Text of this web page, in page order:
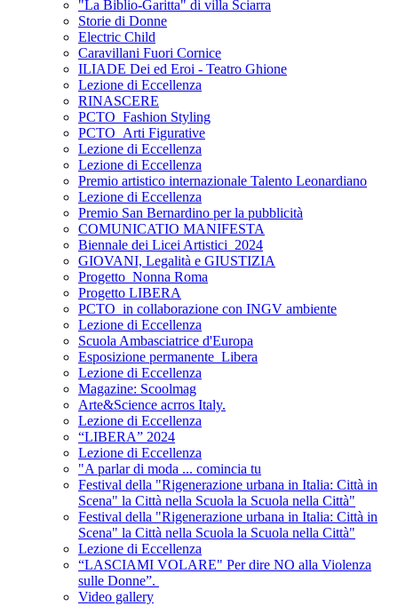
"La Biblio-Garitta" di villa Sciarra
Storie di Donne
Electric Child
Caravillani Fuori Cornice
ILIADE Dei ed Eroi - Teatro Ghione
Lezione di Eccellenza
RINASCERE
PCTO_Fashion Styling
PCTO_Arti Figurative
Lezione di Eccellenza
Lezione di Eccellenza
Premio artistico internazionale Talento Leonardiano
Lezione di Eccellenza
Premio San Bernardino per la pubblicità
COMUNICATIO MANIFESTA
Biennale dei Licei Artistici_2024
GIOVANI, Legalità e GIUSTIZIA
Progetto_Nonna Roma
Progetto LIBERA
PCTO_in collaborazione con INGV ambiente
Lezione di Eccellenza
Scuola Ambasciatrice d'Europa
Esposizione permanente_Libera
Lezione di Eccellenza
Magazine: Scoolmag
Arte&Science acrros Italy.
Lezione di Eccellenza
“LIBERA” 2024
Lezione di Eccellenza
"A parlar di moda ... comincia tu
Festival della "Rigenerazione urbana in Italia: Città in
Scena" la Città nella Scuola la Scuola nella Città"
Festival della "Rigenerazione urbana in Italia: Città in
Scena" la Città nella Scuola la Scuola nella Città"
Lezione di Eccellenza
“LASCIAMI VOLARE" Per dire NO alla Violenza
sulle Donne”.
Video gallery